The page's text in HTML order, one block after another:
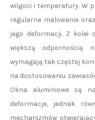
wilgoci i temperatury. W
regularne malowanie
jego deformacji. Z kolei
większą odpornością
wymagają tak częstej
na dostosowaniu
Okna aluminiowe są
deformacje, jednak
mechanizmów